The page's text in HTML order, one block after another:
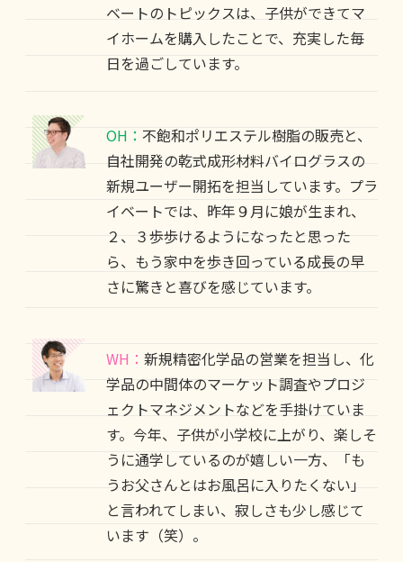
ベートのトピックスは、子供ができてマ
イホームを購入したことで、充実した毎
日を過ごしています。
OH： 不飽和ポリエステル樹脂の販売と、
自社開発の乾式成形材料バイログラスの
新規ユーザー開拓を担当しています。プラ
イベートでは、昨年９月に娘が生まれ、
２、３歩歩けるようになったと思った
ら、もう家中を歩き回っている成長の早
さに驚きと喜びを感じています。
WH： 新規精密化学品の営業を担当し、化
学品の中間体のマーケット調査やプロジ
ェクトマネジメントなどを手掛けていま
す。今年、子供が小学校に上がり、楽しそ
うに通学しているのが嬉しい一方、「も
うお父さんとはお風呂に入りたくない」
と言われてしまい、寂しさも少し感じて
います（笑）。